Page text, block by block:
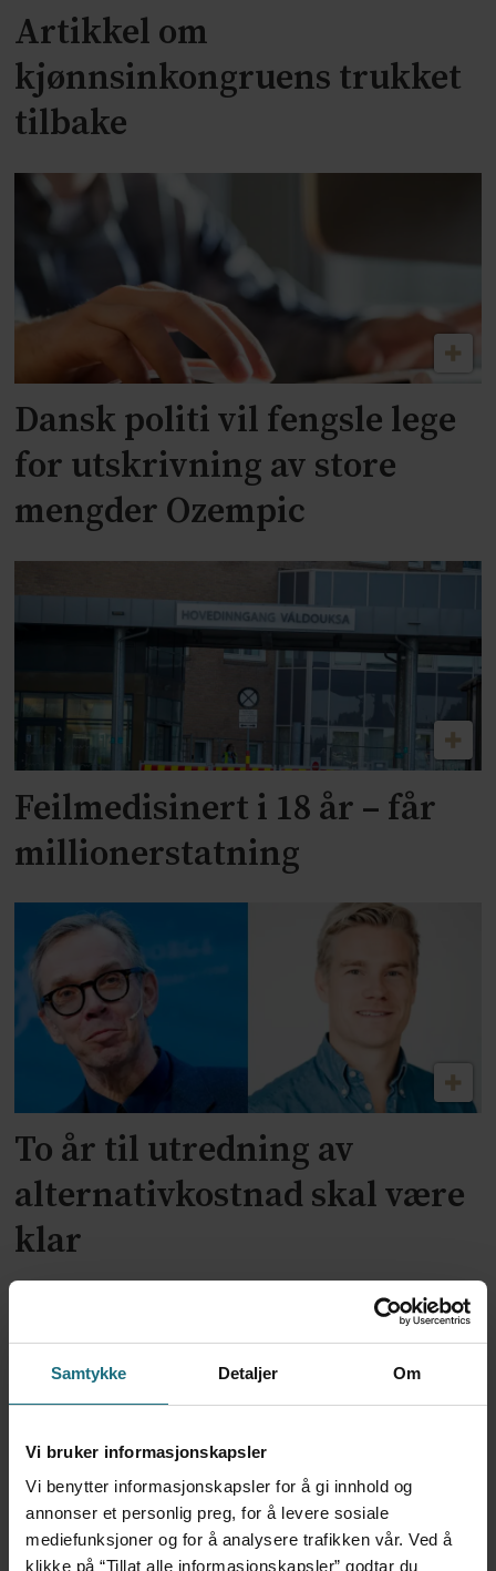
Samtykke Detaljer Om
Vi bruker informasjonskapsler
Vi benytter informasjonskapsler for å gi innhold og
annonser et personlig preg, for å levere sosiale
mediefunksjoner og for å analysere trafikken vår. Ved å
klikke på “Tillat alle informasjonskapsler” godtar du
Artikkel om
kjønnsinkongruens trukket
tilbake
Dansk politi vil fengsle lege
for utskrivning av store
mengder Ozempic
Feilmedisinert i 18 år – får
millionerstatning
To år til utredning av
alternativkostnad skal være
klar
Voldshendelser på jobb: